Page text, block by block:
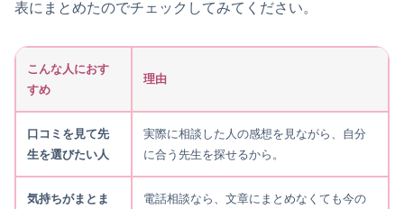
表にまとめたのでチェックしてみてください。
こんな人におす
すめ
理由
口コミを見て先
生を選びたい人
実際に相談した人の感想を見ながら、自分
に合う先生を探せるから。
気持ちがまとま
電話相談なら、文章にまとめなくても今の